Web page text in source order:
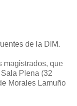
de la DIM.
magistrados, que
Plena (32
Morales Lamuño